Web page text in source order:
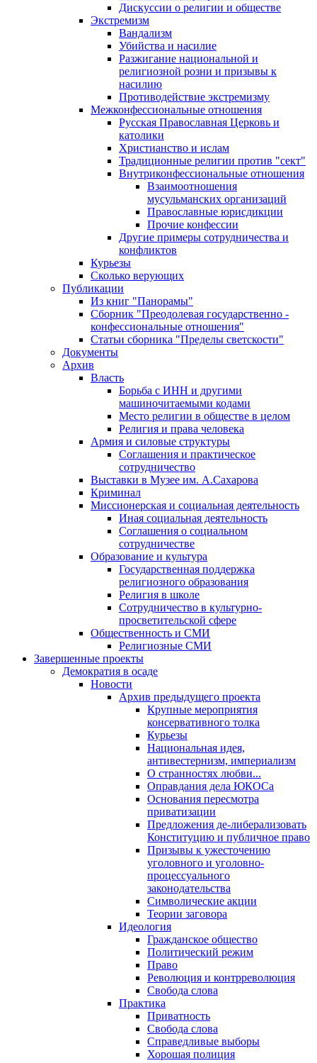
Дискуссии о религии и обществе
Экстремизм
Вандализм
Убийства и насилие
Разжигание национальной и
религиозной розни и призывы к
насилию
Противодействие экстремизму
Межконфессиональные отношения
Русская Православная Церковь и
католики
Христианство и ислам
Традиционные религии против "сект"
Внутриконфессиональные отношения
Взаимоотношения
мусульманских организаций
Православные юрисдикции
Прочие конфессии
Другие примеры сотрудничества и
конфликтов
Курьезы
Сколько верующих
Публикации
Из книг "Панорамы"
Сборник "Преодолевая государственно -
конфессиональные отношения"
Статьи сборника "Пределы светскости"
Документы
Архив
Власть
Борьба с ИНН и другими
машиночитаемыми кодами
Место религии в обществе в целом
Религия и права человека
Армия и силовые структуры
Соглашения и практическое
сотрудничество
Выставки в Музее им. А.Сахарова
Криминал
Миссионерская и социальная деятельность
Иная социальная деятельность
Соглашения о социальном
сотрудничестве
Образование и культура
Государственная поддержка
религиозного образования
Религия в школе
Сотрудничество в культурно-
просветительской сфере
Общественность и СМИ
Религиозные СМИ
Завершенные проекты
Демократия в осаде
Новости
Архив предыдущего проекта
Крупные мероприятия
консервативного толка
Курьезы
Национальная идея,
антивестернизм, империализм
О странностях любви...
Оправдания дела ЮКОСа
Основания пересмотра
приватизации
Предложения де-либерализовать
Конституцию и публичное право
Призывы к ужесточению
уголовного и уголовно-
процессуального
законодательства
Символические акции
Теории заговора
Идеология
Гражданское общество
Политический режим
Право
Революция и контрреволюция
Свобода слова
Практика
Приватность
Свобода слова
Справедливые выборы
Хорошая полиция